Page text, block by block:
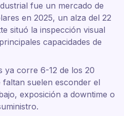
fue un mercado de
en 2025, un alza del 22
situó la inspección visual
capacidades de
ya corre 6-12 de los 20
suelen esconder el
exposición a downtime o